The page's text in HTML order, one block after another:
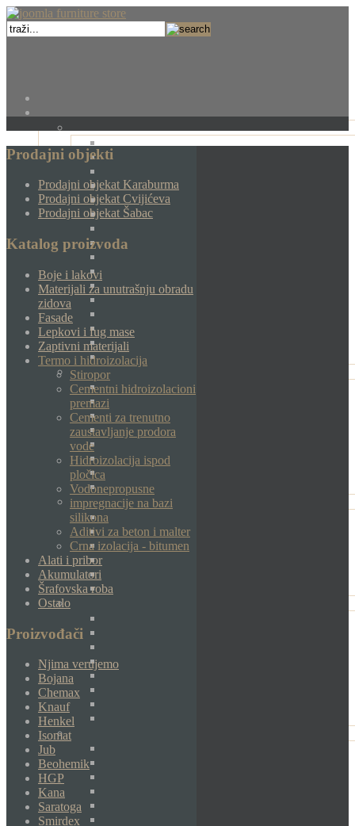
Prodajni objekti
Prodajni objekat Karaburma
Prodajni objekat Cvijićeva
Prodajni objekat Šabac
Katalog proizvoda
Boje i lakovi
Materijali za unutrašnju obradu
zidova
Fasade
Lepkovi i fug mase
Zaptivni materijali
Termo i hidroizolacija
Stiropor
Cementni hidroizolacioni
premazi
Cementi za trenutno
zaustavljanje prodora
vode
Hidroizolacija ispod
pločica
Vodonepropusne
impregnacije na bazi
silikona
Aditivi za beton i malter
Crna izolacija - bitumen
Alati i pribor
Akumulatori
Šrafovska roba
Ostalo
Proizvođači
Njima verujemo
Bojana
Chemax
Knauf
Henkel
Isomat
Jub
Beohemik
HGP
Kana
Saratoga
Smirdex